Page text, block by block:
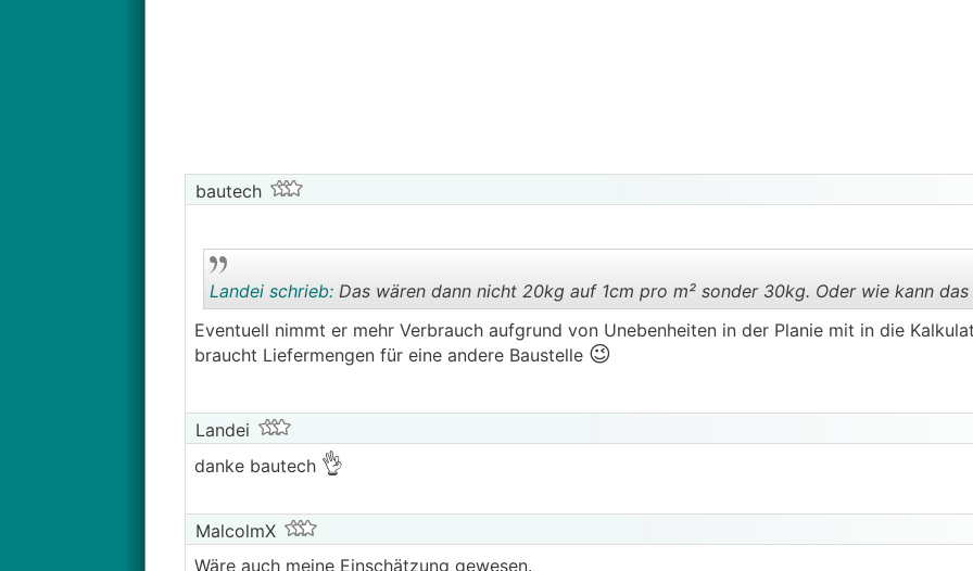
bautech
Landei schrieb:Das wären dann nicht 20kg auf 1cm pro m² sonder 30kg. Oder wie kann
Eventuell nimmt er mehr Verbrauch aufgrund von Unebenheiten in der Planie mit in die
braucht Liefermengen für eine andere Baustelle 😉
Landei
danke bautech 👌
MalcolmX
Wäre auch meine Einschätzung gewesen.